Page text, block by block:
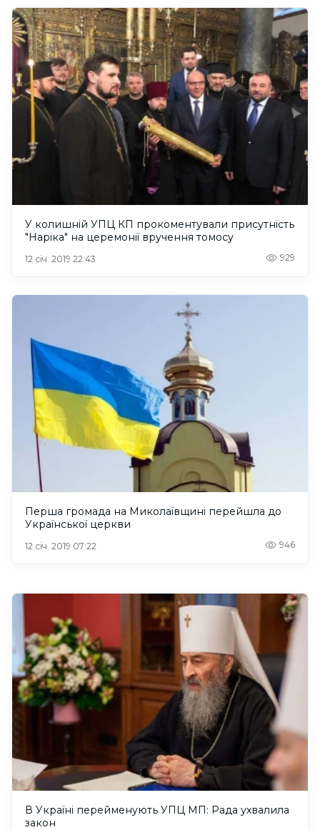
У колишній УПЦ КП прокоментували присутність
"Наріка" на церемонії вручення томосу
12 січ. 2019 22:43 929
Перша громада на Миколаївщині перейшла до
Української церкви
12 січ. 2019 07:22 946
В Україні перейменують УПЦ МП: Рада ухвалила
закон